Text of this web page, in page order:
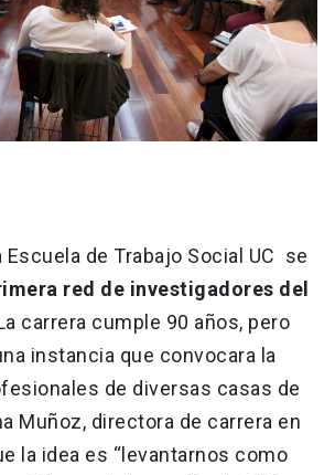
Escuela de Trabajo Social UC se
red de investigadores del
carrera cumple 90 años, pero
instancia que convocara la
de diversas casas de
Muñoz, directora de carrera en
la idea es “levantarnos como